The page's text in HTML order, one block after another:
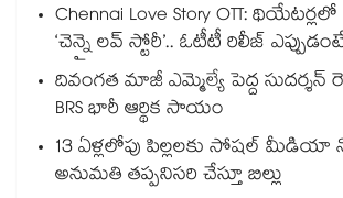
Chennai Love Story OTT:
‘చెన్నై లవ్ స్టోరీ’.. ఓటీటీ రిలీజ్
దివంగత మాజీ ఎమ్మెల్యే పెద్ద సుదర్శన్
BRS భారీ ఆర్థిక సాయం
13 ఏళ్లలోపు పిల్లలకు సోషల్ మీడియా
అనుమతి తప్పనిసరి చేస్తూ బిల్లు